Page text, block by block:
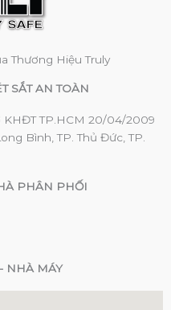
Thương Hiệu Truly
SẮT AN TOÀN
KHĐT TP.HCM 20/04/2009
Bình, TP. Thủ Đức, TP.
PHÂN PHỐI
NHÀ MÁY